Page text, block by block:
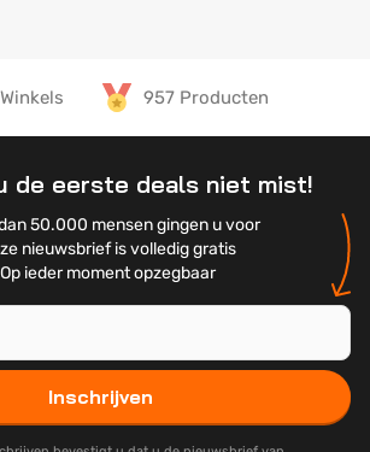
957 Producten
de eerste deals niet mist!
50.000 mensen gingen u voor
nieuwsbrief is volledig gratis
Op ieder moment opzegbaar
Inschrijven